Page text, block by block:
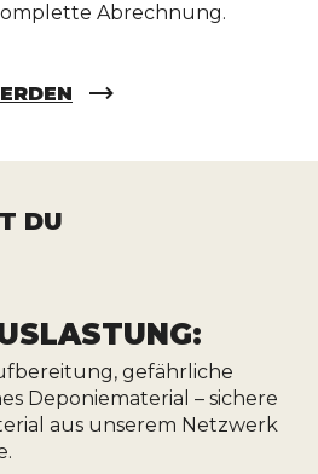
Abrechnung.
DU
gefährliche
Deponiematerial – sichere
aus unserem Netzwerk